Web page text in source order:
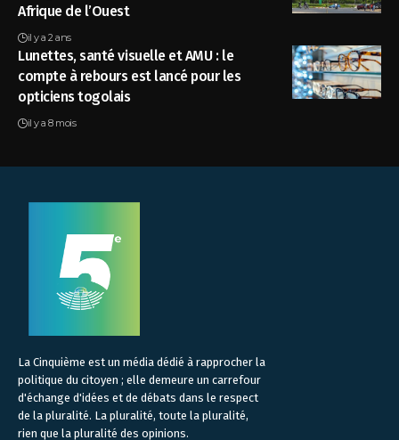
Afrique de l’Ouest
il y a 2 ans
Lunettes, santé visuelle et AMU : le
compte à rebours est lancé pour les
opticiens togolais
il y a 8 mois
La Cinquième est un média dédié à rapprocher la
politique du citoyen ; elle demeure un carrefour
d'échange d'idées et de débats dans le respect
de la pluralité. La pluralité, toute la pluralité,
rien que la pluralité des opinions.